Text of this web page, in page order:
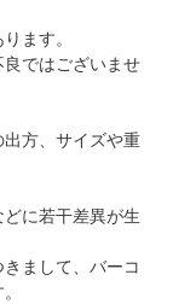
ます。
良ではございませ
方、サイズや重
に若干差異が生
まして、バーコ